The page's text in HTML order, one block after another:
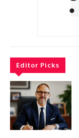
Editor Picks